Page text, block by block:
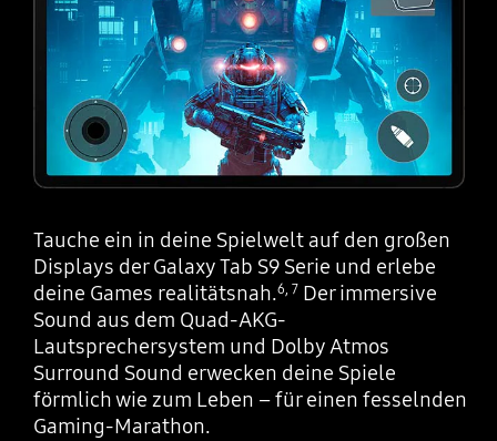
Tauche ein in deine Spielwelt auf den großen
Displays der Galaxy Tab S9 Serie und erlebe
deine Games realitätsnah.6, 7 Der immersive
Sound aus dem Quad-AKG-
Lautsprechersystem und Dolby Atmos
Surround Sound erwecken deine Spiele
förmlich wie zum Leben – für einen fesselnden
Gaming-Marathon.